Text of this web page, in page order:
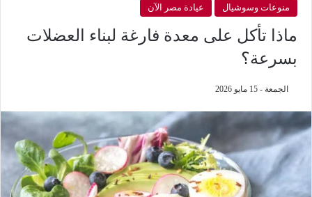
منوعات وسوشيال عيادة مصر الآن
ماذا تأكل على معدة فارغة لبناء العضلات
بسرعة؟
الجمعة - 15 مايو 2026